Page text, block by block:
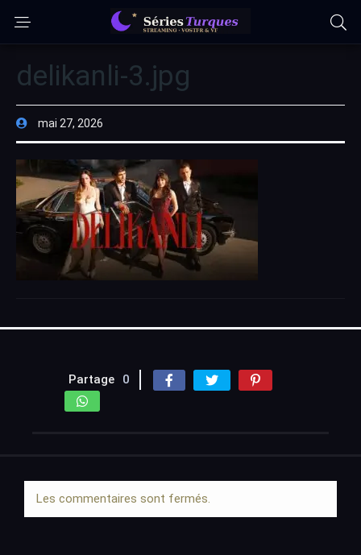
delikanli-3.jpg
mai 27, 2026
Partage 0
Les commentaires sont fermés.